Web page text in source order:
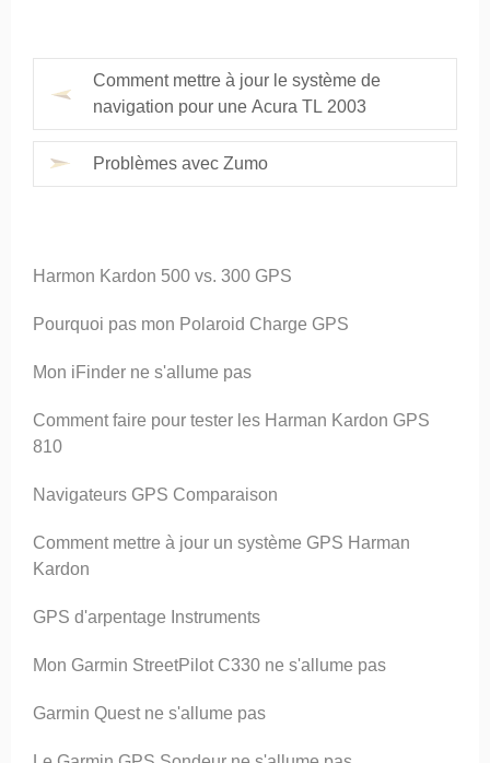
Comment mettre à jour le système de
navigation pour une Acura TL 2003
Problèmes avec Zumo
Harmon Kardon 500 vs. 300 GPS
Pourquoi pas mon Polaroid Charge GPS
Mon iFinder ne s'allume pas
Comment faire pour tester les Harman Kardon GPS
810
Navigateurs GPS Comparaison
Comment mettre à jour un système GPS Harman
Kardon
GPS d'arpentage Instruments
Mon Garmin StreetPilot C330 ne s'allume pas
Garmin Quest ne s'allume pas